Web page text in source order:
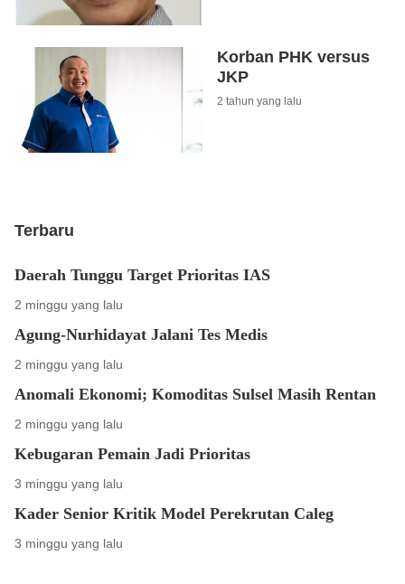
Korban PHK versus
JKP
2 tahun yang lalu
Terbaru
Daerah Tunggu Target Prioritas IAS
2 minggu yang lalu
Agung-Nurhidayat Jalani Tes Medis
2 minggu yang lalu
Anomali Ekonomi; Komoditas Sulsel Masih Rentan
2 minggu yang lalu
Kebugaran Pemain Jadi Prioritas
3 minggu yang lalu
Kader Senior Kritik Model Perekrutan Caleg
3 minggu yang lalu